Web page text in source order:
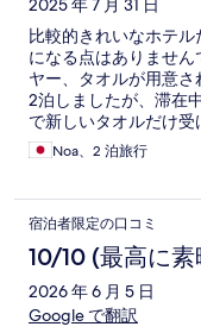
2025 年 7 月 31 日
比較的きれいなホテ
になる点はありませ
ヤー、タオルが用意さ
2泊しましたが、滞在
で新しいタオルだけ受
Noa、2 泊旅行
宿泊者限定の口コミ
10/10 (最高に
2026 年 6 月 5 日
Google で翻訳